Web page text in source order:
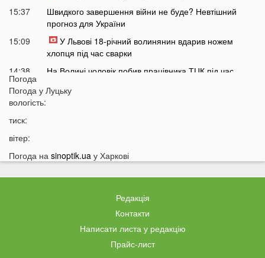
15:37
Швидкого завершення війни не буде? Невтішний
прогноз для України
15:09
У Львові 18-річний волинянин вдарив ножем
хлопця під час сварки
14:38
На Волині чоловік побив працівника ТЦК під час
14:16
13:51
Українцям доведеться більше платити за комуналку:
Зʼявилися деталі нічної ДТП у Луцьку на
Соборності
У Луцьку утворився величезний затор: що сталося
Погода
Погода у Луцьку
вологість:
тиск:
вітер:
Погода на sinoptik.ua у Харкові
Редакція
Контакти
Написати листа у редакцію
Прайс-лист